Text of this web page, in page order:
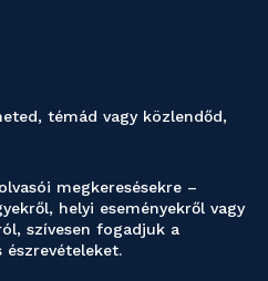
témád vagy közlendőd,
megkeresésekre –
helyi eseményekről vagy
szívesen fogadjuk a